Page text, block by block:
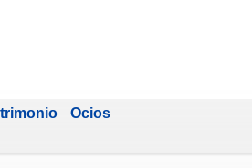
Ocios